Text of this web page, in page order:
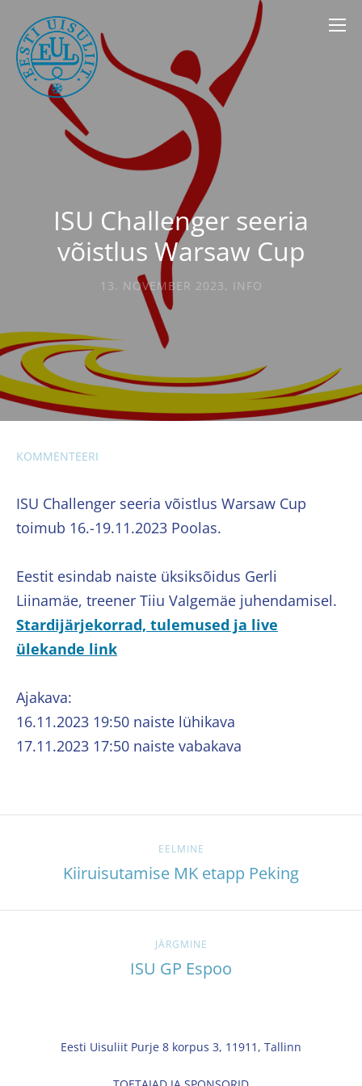
ISU Challenger seeria
võistlus Warsaw Cup
13. NOVEMBER 2023, INFO
KOMMENTEERI
ISU Challenger seeria võistlus Warsaw Cup
toimub 16.-19.11.2023 Poolas.
Eestit esindab naiste üksiksõidus Gerli
Liinamäe, treener Tiiu Valgemäe juhendamisel.
Stardijärjekorrad, tulemused ja live
ülekande link
Ajakava:
16.11.2023 19:50 naiste lühikava
17.11.2023 17:50 naiste vabakava
EELMINE
Kiiruisutamise MK etapp Peking
JÄRGMINE
ISU GP Espoo
Eesti Uisuliit Purje 8 korpus 3, 11911, Tallinn